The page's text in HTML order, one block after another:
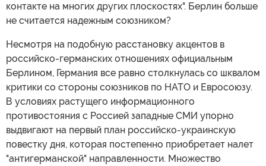
контакте на многих других плоскостях". Берлин больше
не считается надежным союзником?
Несмотря на подобную расстановку акцентов в
российско-германских отношениях официальным
Берлином, Германия все равно столкнулась со шквалом
критики со стороны союзников по НАТО и Евросоюзу.
В условиях растущего информационного
противостояния с Россией западные СМИ упорно
выдвигают на первый план российско-украинскую
повестку дня, которая постепенно приобретает налет
"антигерманской" направленности. Множество